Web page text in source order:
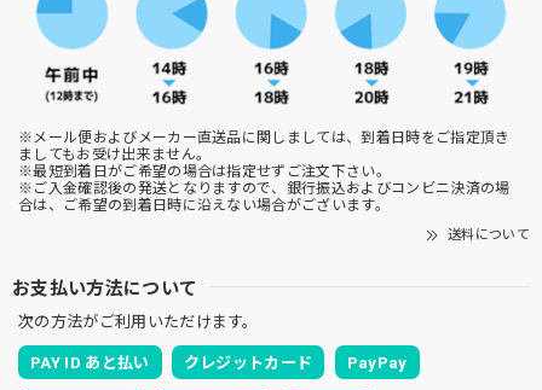
※メール便およびメーカー直送品に関しましては、到着日時をご指定頂き
ましてもお受け出来ません。
※最短到着日がご希望の場合は指定せずご注文下さい。
※ご入金確認後の発送となりますので、銀行振込およびコンビニ決済の場
合は、ご希望の到着日時に沿えない場合がございます。
送料について
お支払い方法について
次の方法がご利用いただけます。
PAY ID あと払い クレジットカード PayPay